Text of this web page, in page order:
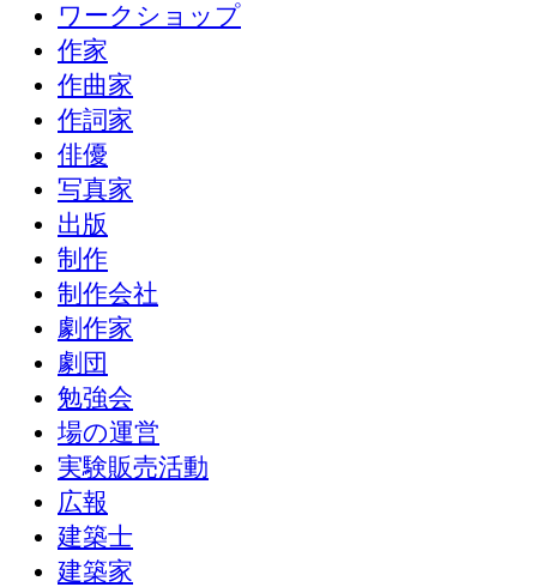
ワークショップ
作家
作曲家
作詞家
俳優
写真家
出版
制作
制作会社
劇作家
劇団
勉強会
場の運営
実験販売活動
広報
建築士
建築家